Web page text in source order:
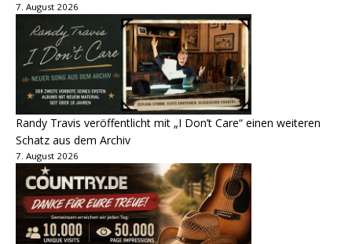
7. August 2026
Randy Travis veröffentlicht mit „I Don’t Care“ einen weiteren
Schatz aus dem Archiv
7. August 2026